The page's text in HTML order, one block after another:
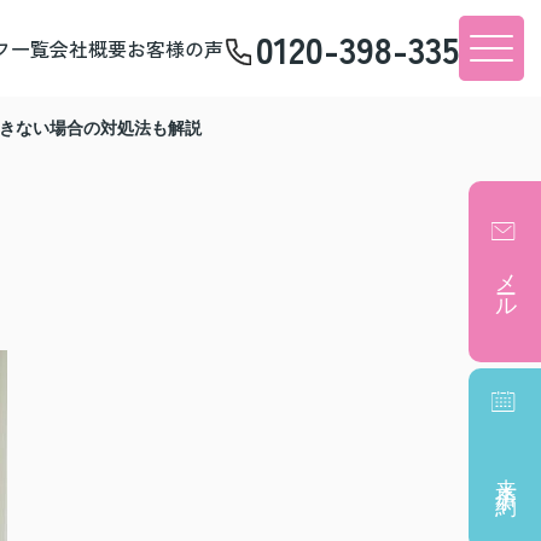
一覧会社概要お客様の声 0120-398-335
ない場合の対処法も解説
メール